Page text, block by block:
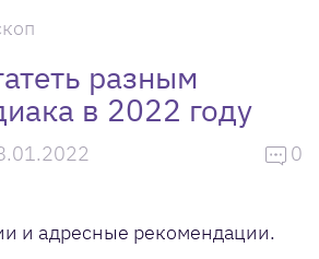
разным
в 2022 году
0
и адресные рекомендации.